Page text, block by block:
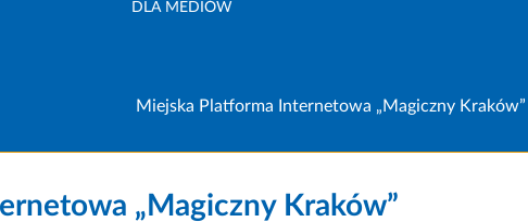
DLA MEDIÓW
Miejska Platforma Internetowa „Magiczny Kraków”
„Magiczny Kraków”